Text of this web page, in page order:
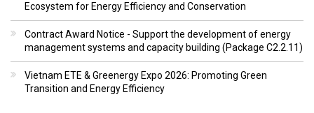
Ecosystem for Energy Efficiency and Conservation
Contract Award Notice - Support the development of energy
management systems and capacity building (Package C2.2.11)
Vietnam ETE & Greenergy Expo 2026: Promoting Green
Transition and Energy Efficiency